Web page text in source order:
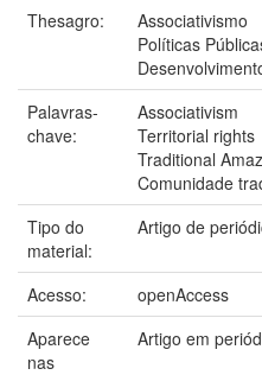
Thesagro:
Associativismo
Políticas
Palavras-
chave:
Associativism
Territorial rights
Traditional
Comunidade
Tipo do
material:
Artigo de
Acesso:
openAccess
Aparece
nas
Artigo em